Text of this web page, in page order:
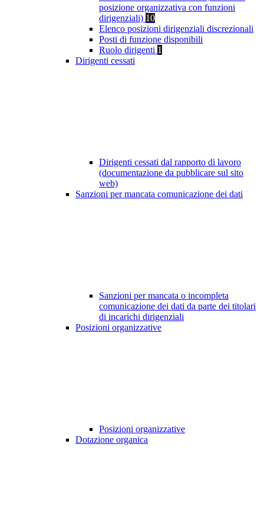
posizione organizzativa con funzioni
dirigenziali) 10
Elenco posizioni dirigenziali discrezionali
Posti di funzione disponibili
Ruolo dirigenti 1
Dirigenti cessati
Dirigenti cessati dal rapporto di lavoro
(documentazione da pubblicare sul sito
web)
Sanzioni per mancata comunicazione dei dati
Sanzioni per mancata o incompleta
comunicazione dei dati da parte dei titolari
di incarichi dirigenziali
Posizioni organizzative
Posizioni organizzative
Dotazione organica